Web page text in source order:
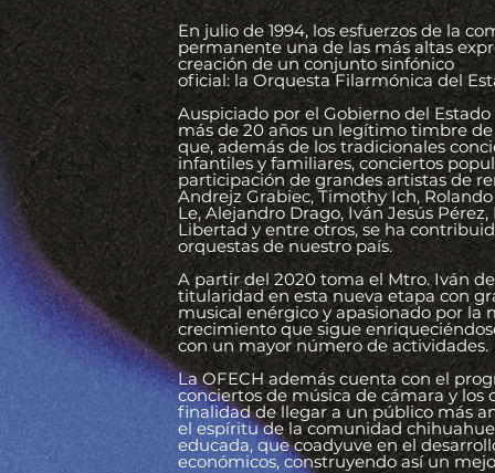
En julio de 1994, los esfuerzos de la
permanente una de las más altas
creación de un conjunto sinfónico
oficial: la Orquesta Filarmónica del
Auspiciado por el Gobierno del
más de 20 años un legítimo timbre
que, además de los tradicionales
infantiles y familiares, conciertos
participación de grandes artistas de
Andrejz Grabiec, Timothy Ich,
Le, Alejandro Drago, Iván Jesús
Libertad y entre otros, se ha
orquestas de nuestro país.
A partir del 2020 toma el Mtro. Iván
titularidad en esta nueva etapa con
musical enérgico y apasionado por la
crecimiento que sigue
con un mayor número de actividades.
La OFECH además cuenta con el
conciertos de música de cámara y los
finalidad de llegar a un público más
el espíritu de la comunidad
educada, que coadyuve en el
económicos, construyendo así un